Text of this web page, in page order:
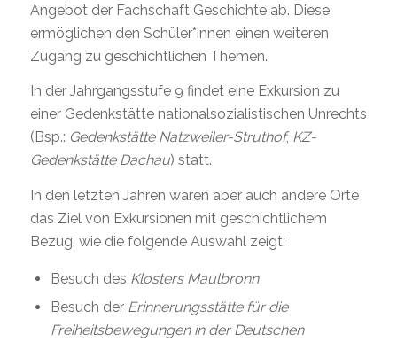
Angebot der Fachschaft Geschichte ab. Diese
ermöglichen den Schüler*innen einen weiteren
Zugang zu geschichtlichen Themen.
In der Jahrgangsstufe 9 findet eine Exkursion zu
einer Gedenkstätte nationalsozialistischen Unrechts
(Bsp.: Gedenkstätte Natzweiler-Struthof, KZ-
Gedenkstätte Dachau) statt.
In den letzten Jahren waren aber auch andere Orte
das Ziel von Exkursionen mit geschichtlichem
Bezug, wie die folgende Auswahl zeigt:
Besuch des Klosters Maulbronn
Besuch der Erinnerungsstätte für die
Freiheitsbewegungen in der Deutschen